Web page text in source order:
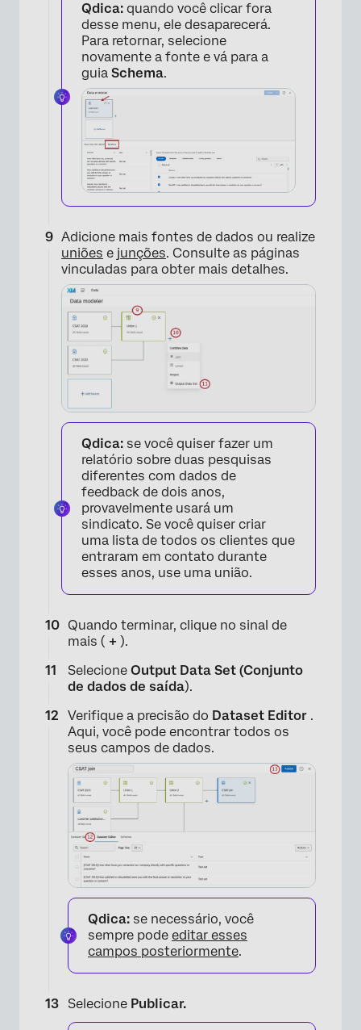
Qdica: quando você clicar fora
desse menu, ele desaparecerá.
Para retornar, selecione
novamente a fonte e vá para a
guia Schema.
Adicione mais fontes de dados ou realize
uniões e junções. Consulte as páginas
vinculadas para obter mais detalhes.
Qdica: se você quiser fazer um
relatório sobre duas pesquisas
diferentes com dados de
feedback de dois anos,
provavelmente usará um
sindicato. Se você quiser criar
uma lista de todos os clientes que
entraram em contato durante
esses anos, use uma união.
Quando terminar, clique no sinal de
mais ( + ).
Selecione Output Data Set (Conjunto
de dados de saída).
Verifique a precisão do Dataset Editor .
Aqui, você pode encontrar todos os
seus campos de dados.
Qdica: se necessário, você
sempre pode editar esses
campos posteriormente.
Selecione Publicar.